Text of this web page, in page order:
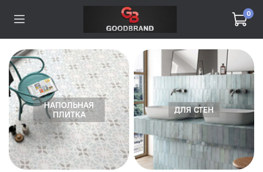
0
НАПОЛЬНАЯ
ПЛИТКА
ДЛЯ СТЕН